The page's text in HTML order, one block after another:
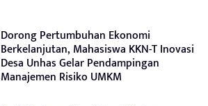
Dorong Pertumbuhan Ekonomi
Berkelanjutan, Mahasiswa KKN-T Inovasi
Desa Unhas Gelar Pendampingan
Manajemen Risiko UMKM